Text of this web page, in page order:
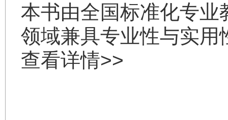
本书由全国标准化专
领域兼具专业性与实用
查看详情>>